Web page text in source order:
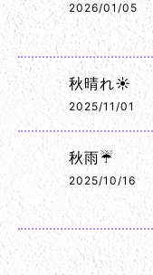
2026/01/05
秋晴れ☀️
2025/11/01
秋雨☔
2025/10/16